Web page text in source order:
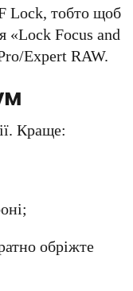
Lock, тобто щоб
«Lock Focus and
Expert RAW.
Краще:
обріжте